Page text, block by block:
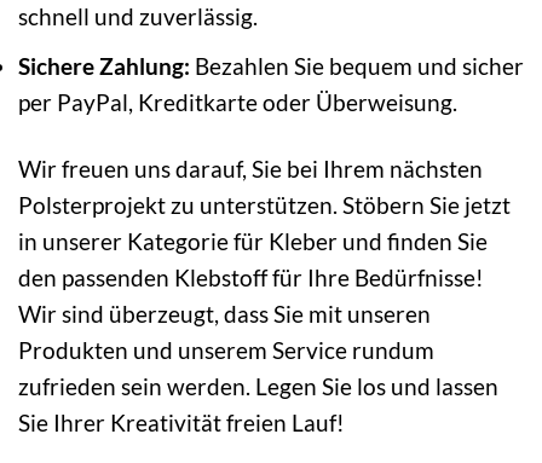
schnell und zuverlässig.
Sichere Zahlung: Bezahlen Sie bequem und sicher
per PayPal, Kreditkarte oder Überweisung.
Wir freuen uns darauf, Sie bei Ihrem nächsten
Polsterprojekt zu unterstützen. Stöbern Sie jetzt
in unserer Kategorie für Kleber und finden Sie
den passenden Klebstoff für Ihre Bedürfnisse!
Wir sind überzeugt, dass Sie mit unseren
Produkten und unserem Service rundum
zufrieden sein werden. Legen Sie los und lassen
Sie Ihrer Kreativität freien Lauf!